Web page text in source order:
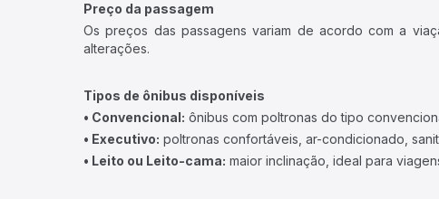
Preço da passagem
Os preços das passagens variam de acordo com a
alterações.
Tipos de ônibus disponíveis
• Convencional: ônibus com poltronas do tipo
• Executivo: poltronas confortáveis, ar-condicionado,
• Leito ou Leito-cama: maior inclinação, ideal para